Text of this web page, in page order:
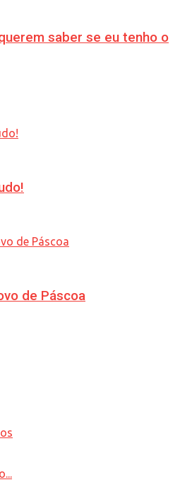
saber se eu tenho o
de Páscoa